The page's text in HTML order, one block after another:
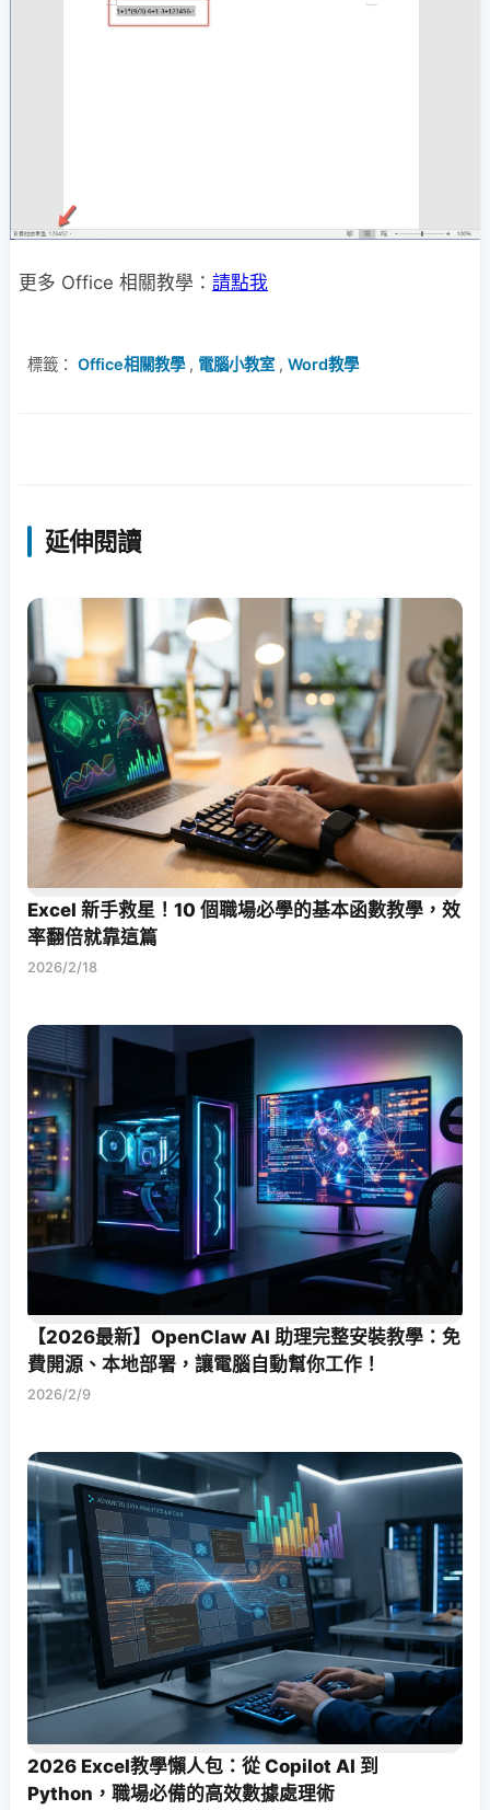
更多 Office 相關教學： 請點我
標籤： Office相關教學, 電腦小教室 , Word教學
延伸閱讀
Excel 新手救星！10 個職場必學的基本函數教學，效
率翻倍就靠這篇
2026/2/18
【2026最新】OpenClaw AI 助理完整安裝教學：免
費開源、本地部署，讓電腦自動幫你工作！
2026/2/9
2026 Excel教學懶人包：從 Copilot AI 到
Python，職場必備的高效數據處理術